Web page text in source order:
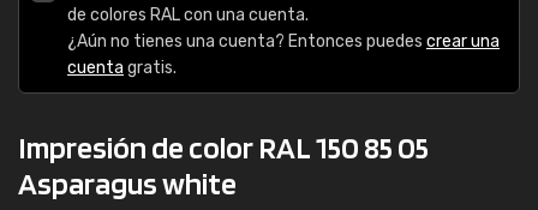
de colores RAL con una cuenta.
¿Aún no tienes una cuenta? Entonces puedes crear una
cuenta gratis.
Impresión de color RAL 150 85 05
Asparagus white